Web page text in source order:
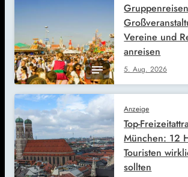
5. Aug. 2026
Vereine und
anreisen
Anzeige
Top-
München: 12
Touristen
sollten